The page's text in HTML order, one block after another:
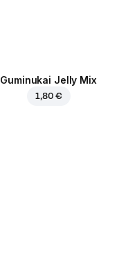
Guminukai Jelly Mix
1,80 €